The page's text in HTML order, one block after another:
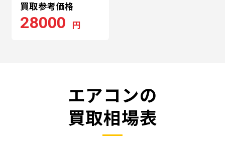
買取参考価格
28000 円
エアコンの
買取相場表